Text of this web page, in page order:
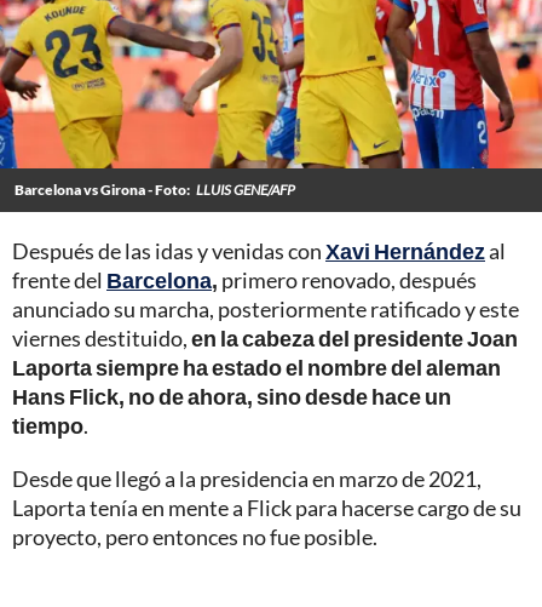
Barcelona vs Girona - Foto: LLUIS GENE/AFP
Después de las idas y venidas conXavi Hernándezal
frente del Barcelona, primero renovado, después
anunciado su marcha, posteriormente ratificado y este
viernes destituido,en la cabeza del presidente Joan
Laporta siempre ha estado el nombre del aleman
Hans Flick, no de ahora, sino desde hace un
tiempo.
Desde que llegó a la presidencia en marzo de 2021,
Laporta tenía en mente a Flick para hacerse cargo de su
proyecto, pero entonces no fue posible.